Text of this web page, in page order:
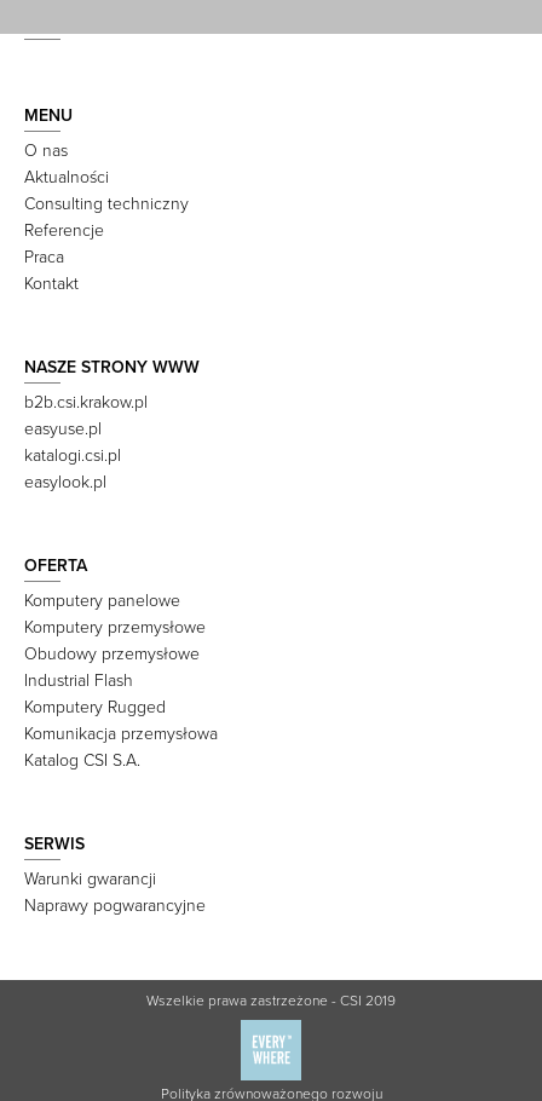
MENU
O nas
Aktualności
Consulting techniczny
Referencje
Praca
Kontakt
NASZE STRONY WWW
b2b.csi.krakow.pl
easyuse.pl
katalogi.csi.pl
easylook.pl
OFERTA
Komputery panelowe
Komputery przemysłowe
Obudowy przemysłowe
Industrial Flash
Komputery Rugged
Komunikacja przemysłowa
Katalog CSI S.A.
SERWIS
Warunki gwarancji
Naprawy pogwarancyjne
Wszelkie prawa zastrzeżone - CSI 2019
Polityka zrównoważonego rozwoju